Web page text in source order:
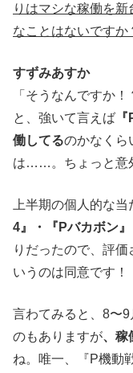
りはマシな稼働を
なことはないですか
すずみあすか
「そうなんですか
と、強いて言えば
働してるのかなくら
は……。ちょっと意
上半期の個人的な当
4』・『Pバカボン
りだったので、評
いうのは同意です！
言わてみると、8〜
のもありますが、稼
ね。唯一、『P機動